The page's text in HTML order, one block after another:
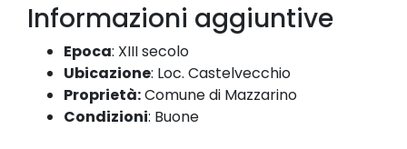
Informazioni aggiuntive
Epoca: XIII secolo
Ubicazione: Loc. Castelvecchio
Proprietà:Comune di Mazzarino
Condizioni: Buone